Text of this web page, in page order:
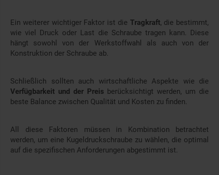
Ein weiterer wichtiger Faktor ist die Tragkraft, die bestimmt,
wie viel Druck oder Last die Schraube tragen kann. Diese
hängt sowohl von der Werkstoffwahl als auch von der
Konstruktion der Schraube ab.
Schließlich sollten auch wirtschaftliche Aspekte wie die
Verfügbarkeit und der Preis berücksichtigt werden, um die
beste Balance zwischen Qualität und Kosten zu finden.
All diese Faktoren müssen in Kombination betrachtet
werden, um eine Kugeldruckschraube zu wählen, die optimal
auf die spezifischen Anforderungen abgestimmt ist.